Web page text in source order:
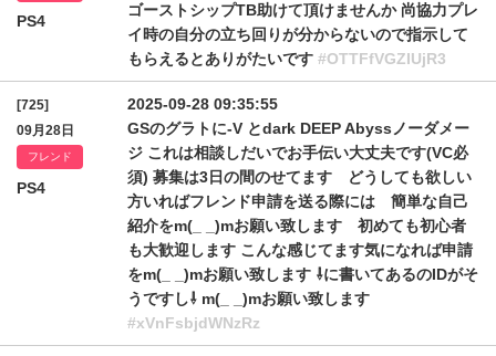
PS4
ゴーストシップTB助けて頂けませんか 尚協力プレ
イ時の自分の立ち回りが分からないので指示して
もらえるとありがたいです #OTTFfVGZIUjR3
[725]
09月28日
フレンド
PS4
2025-09-28 09:35:55
GSのグラトに-V とdark DEEP Abyssノーダメー
ジ これは相談しだいでお手伝い大丈夫です(VC必
須) 募集は3日の間のせてます どうしても欲しい
方いればフレンド申請を送る際には 簡単な自己
紹介をm(_ _)mお願い致します 初めても初心者
も大歓迎します こんな感じてます気になれば申請
をm(_ _)mお願い致します ⇩に書いてあるのIDがそ
うですし⇩ m(_ _)mお願い致します
#xVnFsbjdWNzRz